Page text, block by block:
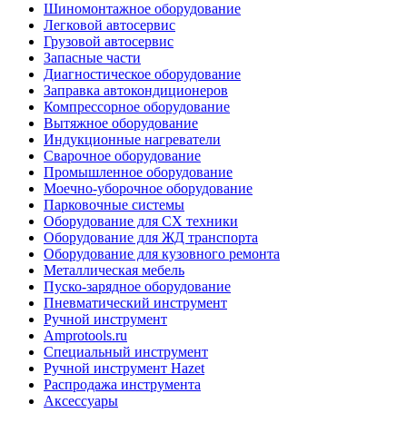
Шиномонтажное оборудование
Легковой автосервис
Грузовой автосервис
Запасные части
Диагностическое оборудование
Заправка автокондиционеров
Компрессорное оборудование
Вытяжное оборудование
Индукционные нагреватели
Сварочное оборудование
Промышленное оборудование
Моечно-уборочное оборудование
Парковочные системы
Оборудование для СХ техники
Оборудование для ЖД транспорта
Оборудование для кузовного ремонта
Металлическая мебель
Пуско-зарядное оборудование
Пневматический инструмент
Ручной инструмент
Amprotools.ru
Специальный инструмент
Ручной инструмент Hazet
Распродажа инструмента
Аксессуары